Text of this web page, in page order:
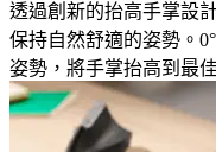
透過創新的抬高手掌設
保持自然舒適的姿勢。
姿勢，將手掌抬高到最